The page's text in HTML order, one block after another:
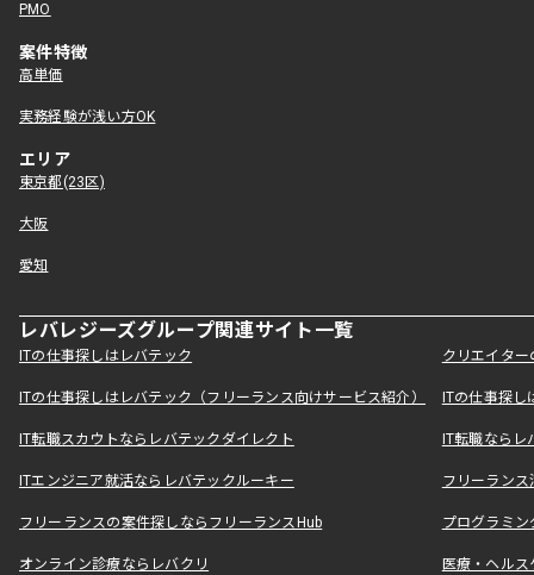
PMO
案件特徴
高単価
実務経験が浅い方OK
エリア
東京都(23区)
大阪
愛知
レバレジーズグループ関連サイト一覧
ITの仕事探しはレバテック クリエイタ
ITの仕事探しはレバテック（フリーランス向けサービス紹介） ITの仕事探
IT転職スカウトならレバテックダイレクト IT転職なら
ITエンジニア就活ならレバテックルーキー フリーラン
フリーランスの案件探しならフリーランスHub プログラミ
オンライン診療ならレバクリ 医療・ヘル